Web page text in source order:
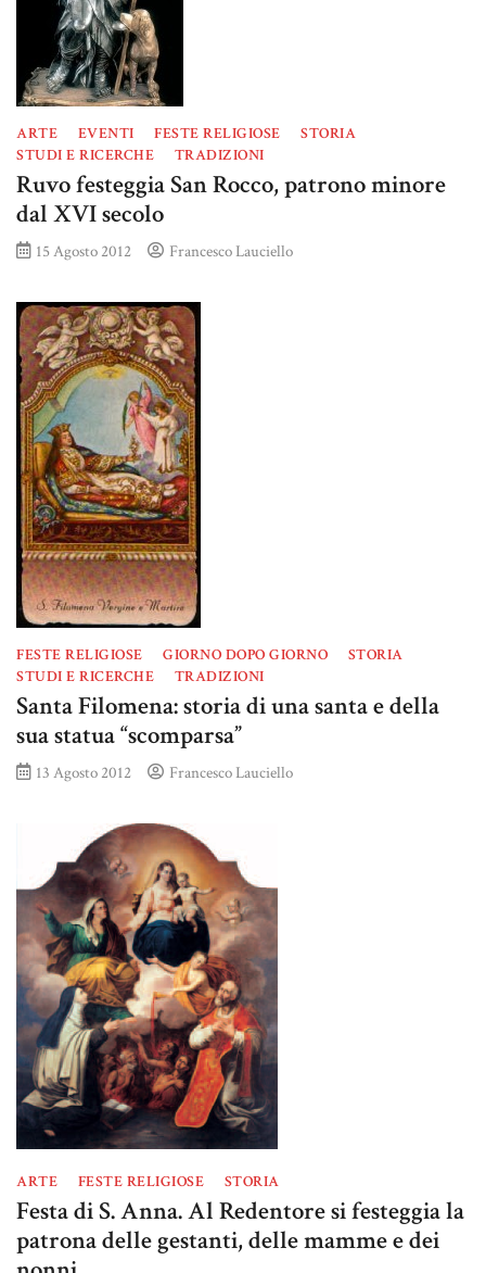
ARTE EVENTI FESTE RELIGIOSE
STORIA
STUDI E RICERCHE
TRADIZIONI
Ruvo festeggia San Rocco, patrono minore
dal XVI secolo
15 Agosto 2012 Francesco Lauciello
FESTE RELIGIOSE GIORNO DOPO GIORNO
STORIA
STUDI E RICERCHE
TRADIZIONI
Santa Filomena: storia di una santa e della
sua statua “scomparsa”
13 Agosto 2012 Francesco Lauciello
ARTE FESTE RELIGIOSE STORIA
Festa di S. Anna. Al Redentore si festeggia la
patrona delle gestanti, delle mamme e dei